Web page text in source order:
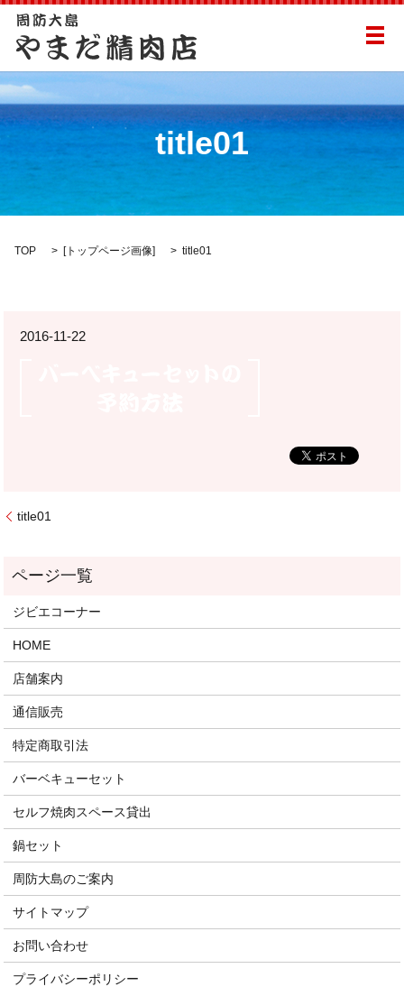
メ
title01
TOP [トップページ画像] title01
2016-11-22
title01
ジビエコーナー
HOME
店舗案内
通信販売
特定商取引法
バーベキューセット
セルフ焼肉スペース貸出
鍋セット
周防大島のご案内
サイトマップ
お問い合わせ
プライバシーポリシー